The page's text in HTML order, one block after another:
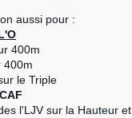
aussi pour :
400m
400m
le Triple
l'LJV sur la Hauteur et